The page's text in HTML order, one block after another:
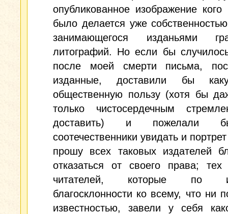
опубликованное изображение
было делается уже
занимающегося изданьями
литографий. Но если бы
после моей смерти письма,
изданные, доставили бы
общественную пользу (хотя бы
только чистосердечным
доставить) и пожелали
соотечественники увидать и
прошу всех таковых издателей
отказаться от своего права;
читателей, которые по
благосклонности ко всему, что ни
известностью, завели у себя